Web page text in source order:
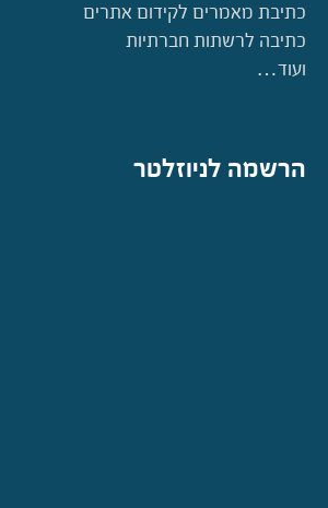
כתיבת מאמרים לקידום אתרים
כתיבה לרשתות חברתיות
ועוד…
הרשמה לניוזלטר